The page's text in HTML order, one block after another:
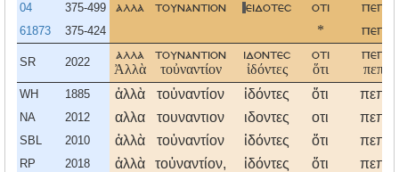
04 375-499 αλλα τουναντιον ειδοτεσ οτι
61873 375-424 *
SR 2022
αλλα
Ἀλλὰ
τουναντιον
τοὐναντίον
ιδοντεσ
ἰδόντες
οτι
ὅτι
WH 1885 ἀλλὰ τοὐναντίον ἰδόντες ὅτι
NA 2012 αλλα τουναντιον ιδοντες οτι
SBL 2010 ἀλλὰ τοὐναντίον ἰδόντες ὅτι
RP 2018 ἀλλὰ τοὐναντίον, ἰδόντες ὅτι